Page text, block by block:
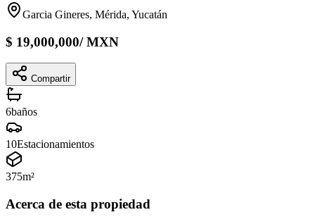
Garcia Gineres, Mérida, Yucatán
$ 19,000,000/MXN
Compartir
6baños
10Estacionamientos
375m²
Acerca de esta propiedad